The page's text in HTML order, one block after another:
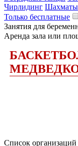
Чирлидинг Шахматы
Только бесплатные
Занятия для
Аренда зала или
Список